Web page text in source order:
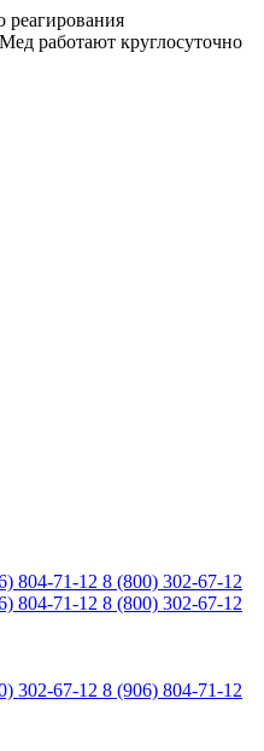
работают круглосуточно
804-71-12 8 (800) 302-67-12
804-71-12 8 (800) 302-67-12
302-67-12 8 (906) 804-71-12